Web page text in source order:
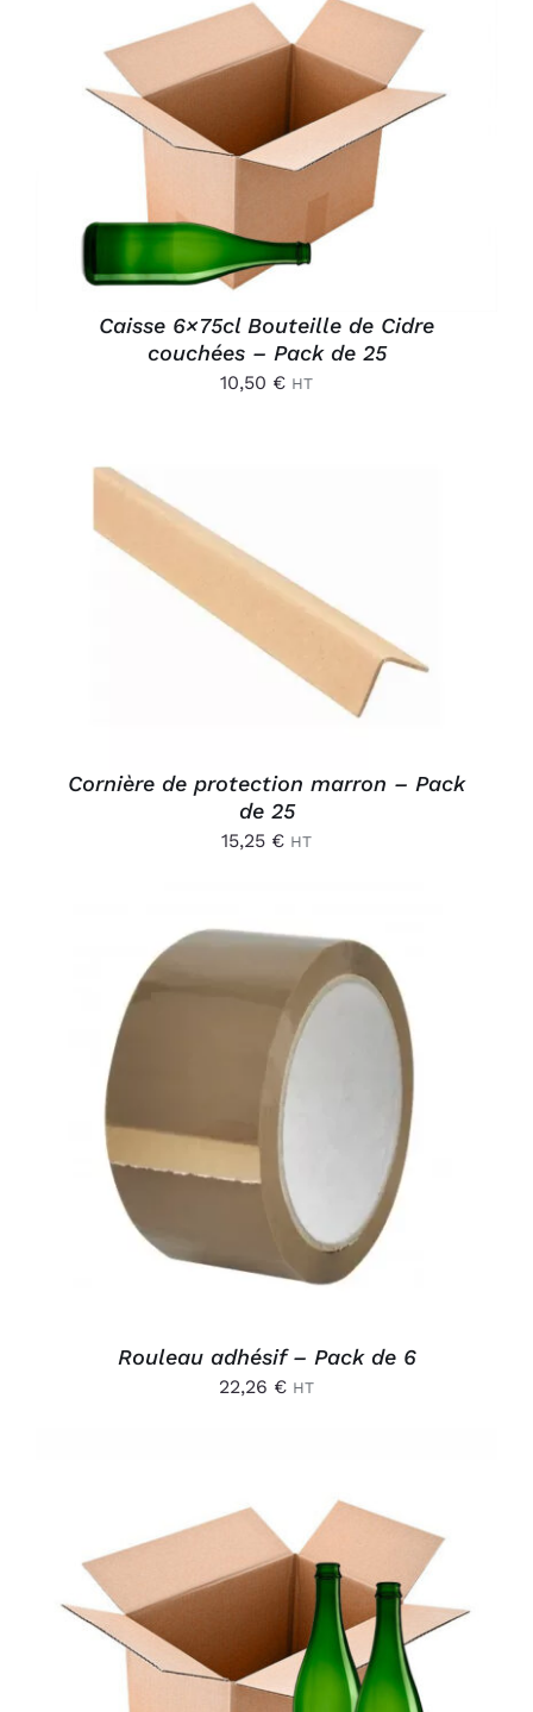
AJOUTER AU PANIER
Caisse 6×75cl Bouteille de Cidre
couchées – Pack de 25
10,50 € HT
AJOUTER AU PANIER
Cornière de protection marron – Pack
de 25
15,25 € HT
AJOUTER AU PANIER
DÉTAILS
Rouleau adhésif – Pack de 6
22,26 € HT
AJOUTER AU PANIER
DÉTAILS